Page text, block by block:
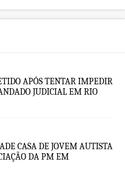
APÓS TENTAR IMPEDIR
JUDICIAL EM RIO
CASA DE JOVEM AUTISTA
DA PM EM